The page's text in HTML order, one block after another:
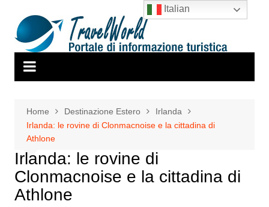
contenuto
Home Destinazione Estero
Irlanda
Irlanda: le rovine di Clonmacnoise e la cittadina di
Athlone
Irlanda: le rovine di
Clonmacnoise e la cittadina di
Athlone
Italian